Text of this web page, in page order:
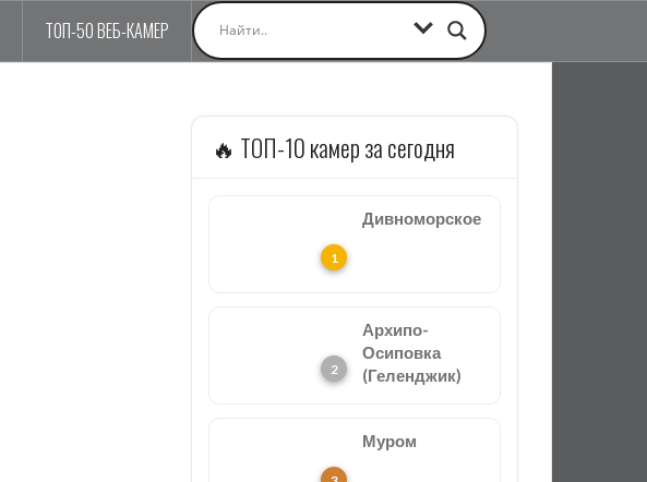
ТОП-50 ВЕБ-КАМЕР
🔥 ТОП-10 камер за сегодня
Дивноморское
Архипо-
Осиповка
(Геленджик)
Муром